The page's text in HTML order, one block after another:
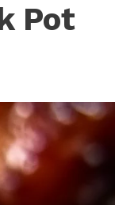
Pot